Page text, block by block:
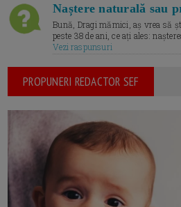
Naștere naturală sau
Bună, Dragi mămici, aș vrea să
peste 38 de ani, ce ați ales:
Vezi raspunsuri
PROPUNERI REDACTOR SEF